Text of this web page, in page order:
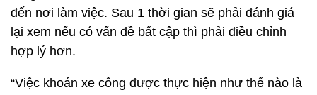
đến nơi làm việc. Sau 1 thời gian sẽ phải đánh giá
lại xem nếu có vấn đề bất cập thì phải điều chỉnh
hợp lý hơn.
“Việc khoán xe công được thực hiện như thế nào là